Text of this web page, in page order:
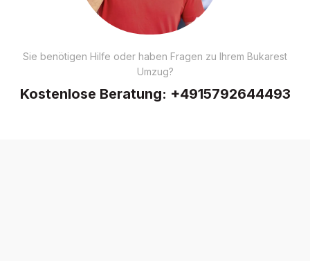
Sie benötigen Hilfe oder haben Fragen zu Ihrem Bukarest
Umzug?
Kostenlose Beratung: +4915792644493